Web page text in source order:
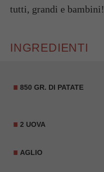
tutti, grandi e bambini!
INGREDIENTI
850 GR. DI PATATE
2 UOVA
AGLIO